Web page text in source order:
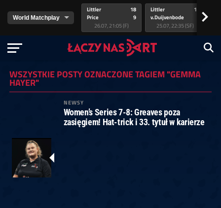
Littler
Price
18
9
26.07, 21:05 (F)
Littler
v.Duijvenbode
17
25.07, 22:35 (SF)
>
WSZYSTKIE POSTY OZNACZONE TAGIEM "GEMMA
HAYER"
NEWSY
Women’s Series 7-8: Greaves poza
zasięgiem! Hat-trick i 33. tytuł w karierze